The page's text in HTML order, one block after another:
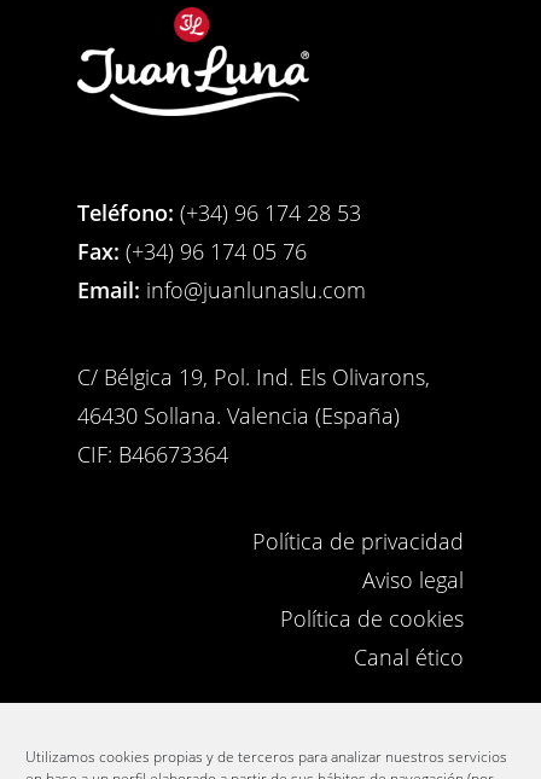
Utilizamos cookies propias y de terceros para analizar nuestros servicios
Teléfono: (+34) 96 174 28 53
Fax: (+34) 96 174 05 76
Email: info@juanlunaslu.com
C/ Bélgica 19, Pol. Ind. Els Olivarons,
46430 Sollana. Valencia (España)
CIF: B46673364
Política de privacidad
Aviso legal
Política de cookies
Canal ético